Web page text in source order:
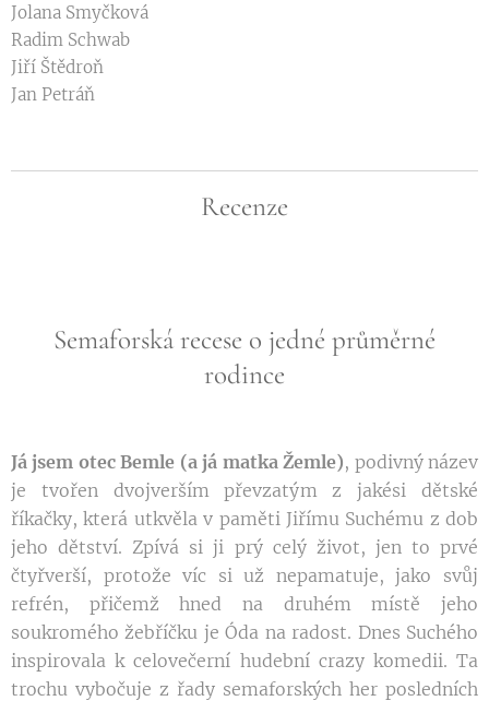
Jolana Smyčková
Radim Schwab
Jiří Štědroň
Jan Petráň
Recenze
Semaforská recese o jedné průměrné
rodince
Já jsem otec Bemle (a já matka Žemle), podivný název
je tvořen dvojverším převzatým z jakési dětské
říkačky, která utkvěla v paměti Jiřímu Suchému z dob
jeho dětství. Zpívá si ji prý celý život, jen to prvé
čtyřverší, protože víc si už nepamatuje, jako svůj
refrén, přičemž hned na druhém místě jeho
soukromého žebříčku je Óda na radost. Dnes Suchého
inspirovala k celovečerní hudební crazy komedii. Ta
trochu vybočuje z řady semaforských her posledních